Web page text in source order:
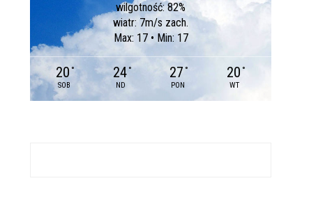
wilgotność: 82%
wiatr: 7m/s zach.
Max: 17 • Min: 17
20 °
SOB
24 °
ND
27 °
PON
20 °
WT